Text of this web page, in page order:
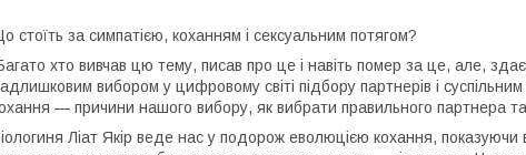
стоїть за симпатією, коханням і сексуальним потягом?
хто вивчав цю тему, писав про це і навіть помер за це, але,
вибором у цифровому світі підбору партнерів і
— причини нашого вибору, як вибрати правильного партнера
Ліат Якір веде нас у подорож еволюцією кохання, показуючи